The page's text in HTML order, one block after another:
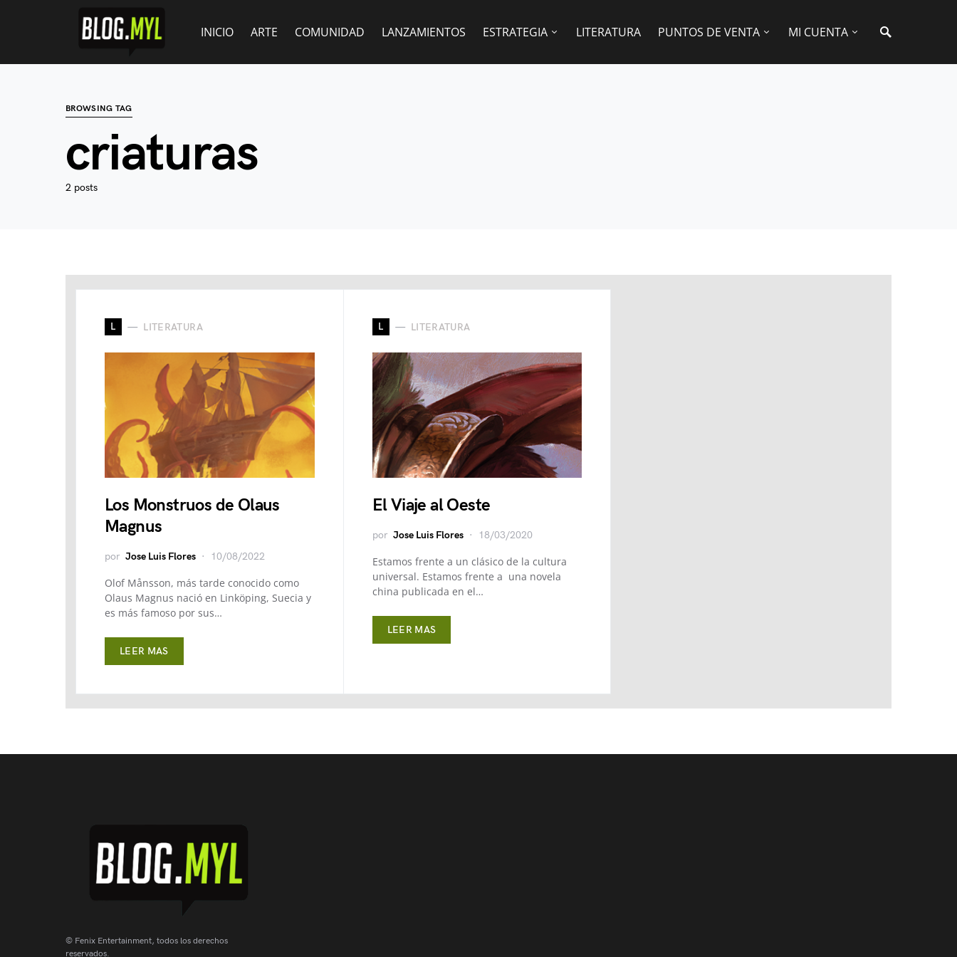
INICIO ARTE COMUNIDAD LANZAMIENTOS ESTRATEGIA LITERATURA PUNTOS DE VENTA MI CUENTA
BROWSING TAG
criaturas
2 posts
L LITERATURA
Los Monstruos de Olaus
Magnus
por Jose Luis Flores 10/08/2022
Olof Månsson, más tarde conocido como
Olaus Magnus nació en Linköping, Suecia y
es más famoso por sus…
LEER MAS
L LITERATURA
El Viaje al Oeste
por Jose Luis Flores 18/03/2020
Estamos frente a un clásico de la cultura
universal. Estamos frente a una novela
china publicada en el…
LEER MAS
© Fenix Entertainment, todos los derechos
reservados.